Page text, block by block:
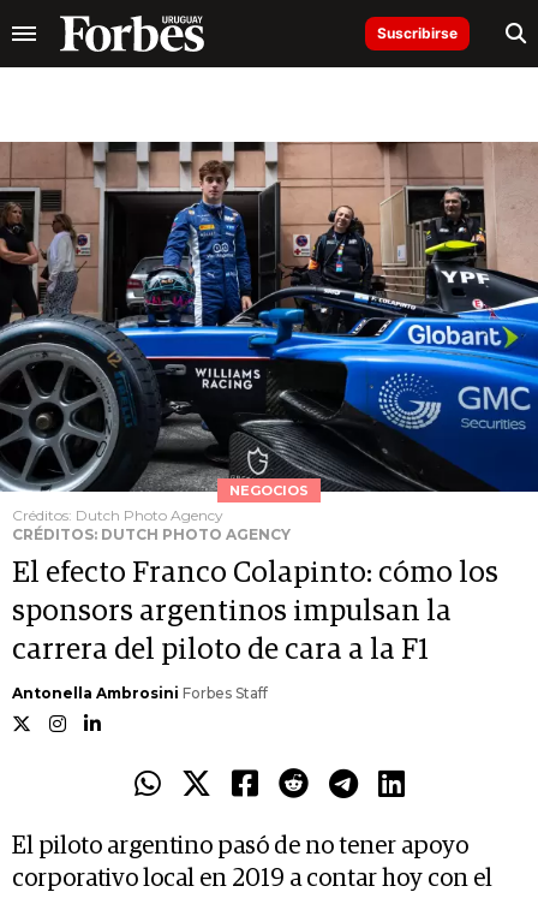
Suscribirse
NEGOCIOS
Créditos: Dutch Photo Agency
CRÉDITOS: DUTCH PHOTO AGENCY
El efecto Franco Colapinto: cómo los
sponsors argentinos impulsan la
carrera del piloto de cara a la F1
Antonella Ambrosini Forbes Staff
El piloto argentino pasó de no tener apoyo
corporativo local en 2019 a contar hoy con el